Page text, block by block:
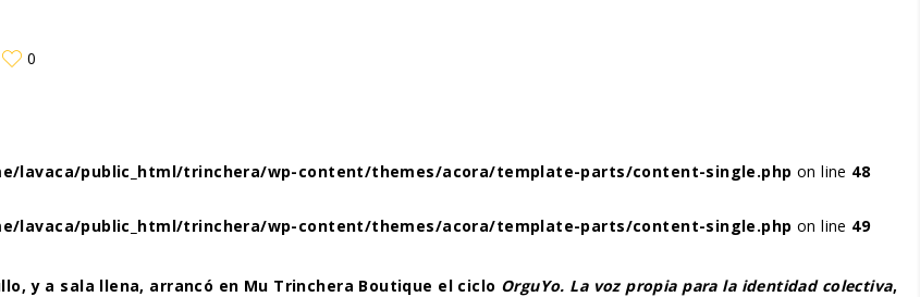
0
lavaca/public_html/trinchera/wp-content/themes/acora/template-parts/content-single.php on line 48
lavaca/public_html/trinchera/wp-content/themes/acora/template-parts/content-single.php on line 49
y a sala llena, arrancó en Mu Trinchera Boutique el ciclo OrguYo. La voz propia para la identidad colectiva,